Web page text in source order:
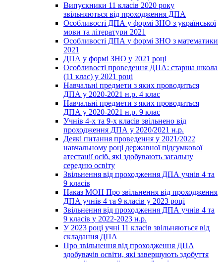
Випускники 11 класів 2020 року
звільняються від проходження ДПА
Особливості ДПА у формі ЗНО з української
мови та літератури 2021
Особливості ДПА у формі ЗНО з математики
2021
ДПА у формі ЗНО у 2021 році
Особливості проведення ДПА: старша школа
(11 клас) у 2021 році
Навчальні предмети з яких проводиться
ДПА у 2020-2021 н.р. 4 клас
Навчальні предмети з яких проводиться
ДПА у 2020-2021 н.р. 9 клас
Учнів 4-х та 9-х класів звільнено від
проходження ДПА у 2020/2021 н.р.
Деякі питання проведення у 2021/2022
навчальному році державної підсумкової
атестації осіб, які здобувають загальну
середню освіту
Звільнення від проходження ДПА учнів 4 та
9 класів
Наказ МОН Про звільнення від проходження
ДПА учнів 4 та 9 класів у 2023 році
Звільнення від проходження ДПА учнів 4 та
9 класів у 2022-2023 н.р.
У 2023 році учні 11 класів звільняються від
складання ДПА
Про звільнення від проходження ДПА
здобувачів освіти, які завершують здобуття